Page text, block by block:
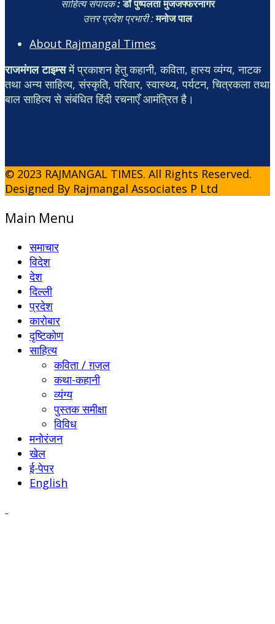
साहित्य संपादक:डॉ पुष्पलता मुजजफ्फरनागर
उत्तर प्रदेश प्रभारी :मनोज पाल
About Rajmangal Times
राजमंगल टाइम्समें प्रकाशन हेतु कहानी, कविता, हास्य व्यंग्य, नाटक
तथा अन्य साहित्य, संस्कृति, परिवार, स्वास्थ्य, पर्यटन, चित्रकला तथा
बाल साहित्य से संबंधित हिंदी रचनाएँ आमंत्रित है।
© 2023 RAJMANGAL TIMES. All Rights Reserved.
Designed By Rajmangal Associates P Ltd
Main Menu
समाचार
विदेश
देश
दिल्ली
प्रदेश
कारोबार
दृष्टिकोण
साहित्य
कविता / ग़ज़ल
कथा-कहानी
व्यंग्य
पुस्तक समीक्षा
विविध
मनोरंजन
खेल
ई-पेपर
English